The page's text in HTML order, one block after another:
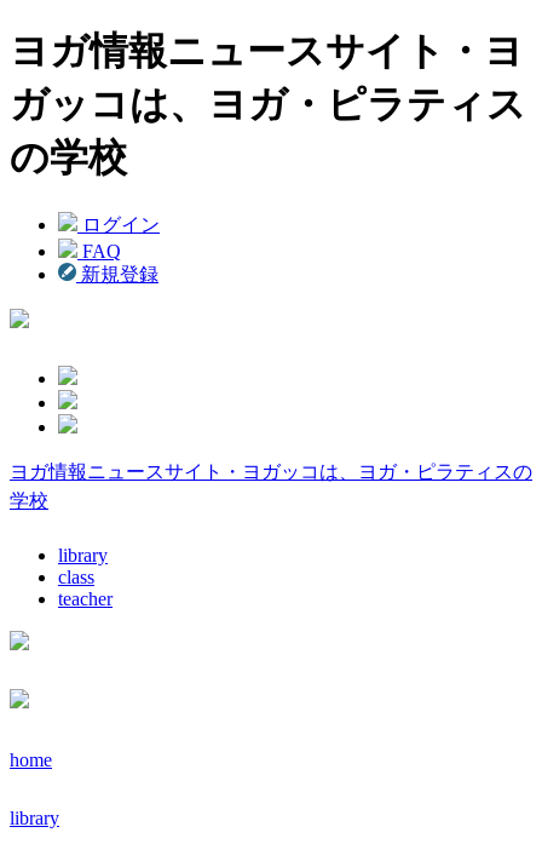
ヨガ情報ニュースサイト・ヨ
ガッコは、ヨガ・ピラティス
の学校
ログイン
FAQ
新規登録
ヨガ情報ニュースサイト・ヨガッコは、ヨガ・ピラティスの
学校
library
class
teacher
home
library